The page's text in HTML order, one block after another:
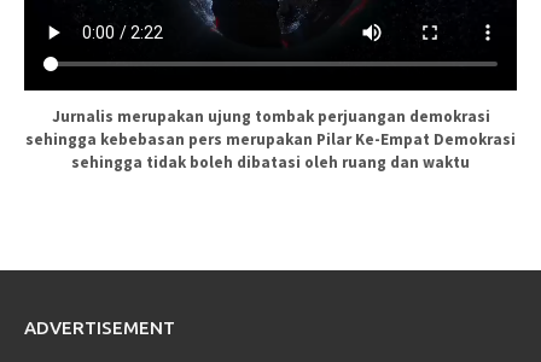
Jurnalis merupakan ujung tombak perjuangan demokrasi
sehingga kebebasan pers merupakan Pilar Ke-Empat Demokrasi
sehingga tidak boleh dibatasi oleh ruang dan waktu
ADVERTISEMENT